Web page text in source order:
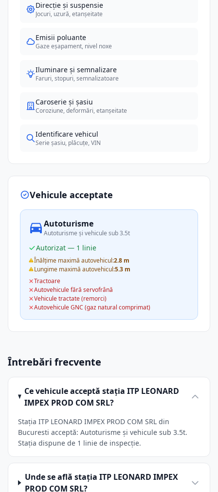
Direcție și suspensie
Jocuri, uzură, etanșeitate
Emisii poluante
Gaze eșapament, nivel noxe
Iluminare și semnalizare
Faruri, stopuri, semnalizatoare
Caroserie și șasiu
Coroziune, deformări, etanșeitate
Identificare vehicul
Serie șasiu, plăcuțe, VIN
Vehicule acceptate
Autoturisme
Autoturisme și vehicule sub 3.5t
Autorizat — 1 linie
Înălțime maximă autovehicul:2.8 m
Lungime maximă autovehicul:5.3 m
Tractoare
Autovehicule fără servofrână
Vehicule tractate (remorci)
Autovehicule GNC (gaz natural comprimat)
Întrebări frecvente
Ce vehicule acceptă stația ITP LEONARD
IMPEX PROD COM SRL?
Stația ITP LEONARD IMPEX PROD COM SRL din
Bucuresti acceptă: Autoturisme și vehicule sub 3.5t.
Stația dispune de 1 linie de inspecție.
Unde se află stația ITP LEONARD IMPEX
PROD COM SRL?